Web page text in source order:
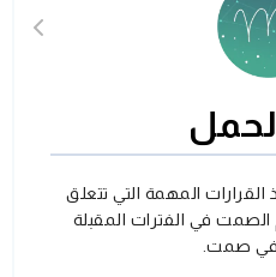
المهمة التي تتعلق
الصمت في الفترات المقبلة
في صمت.